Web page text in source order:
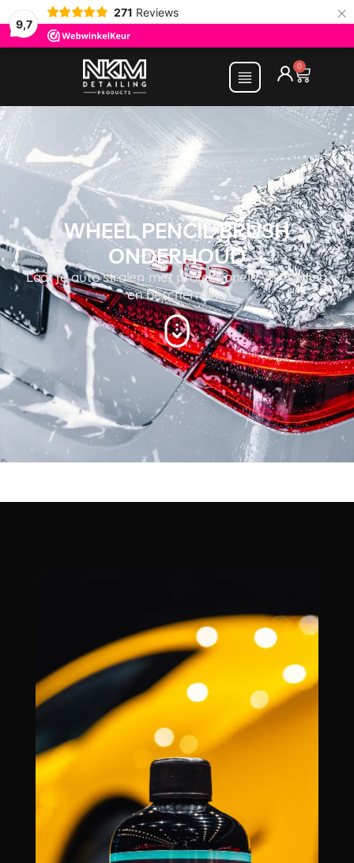
9,7
271 Reviews ×
0
WHEEL PENCIL BRUSH
ONDERHOUD
Laat je auto stralen met professionele verzorging
en bescherming